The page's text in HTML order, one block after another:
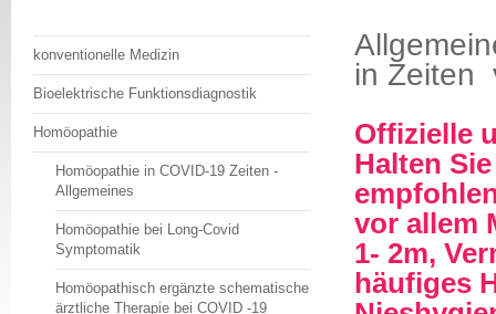
konventionelle Medizin
Bioelektrische Funktionsdiagnostik
Homöopathie
Homöopathie in COVID-19 Zeiten -
Allgemeines
Homöopathie bei Long-Covid
Symptomatik
Homöopathisch ergänzte schematische
ärztliche Therapie bei COVID -19
in Zeiten
Offizielle
Halten
vor allem
1- 2m,
häufiges